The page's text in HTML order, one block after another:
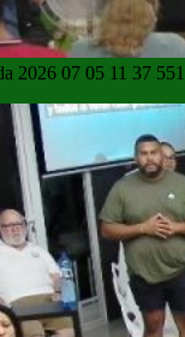
2026 07 05 11 37 551